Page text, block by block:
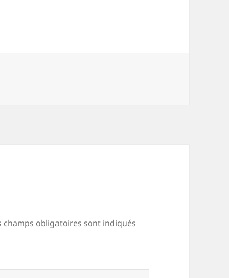
champs obligatoires sont indiqués